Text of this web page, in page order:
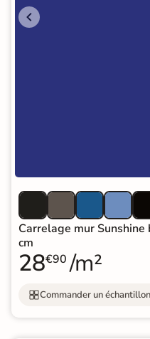
Carrelage mur
cm
28€90 /m²
Commander un échantillon